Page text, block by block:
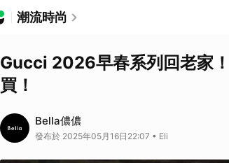
潮流時尚
Gucci 2026早春系列回老家
買！
Bella儂儂
發布於 2025年05月16日22:07 • Eli